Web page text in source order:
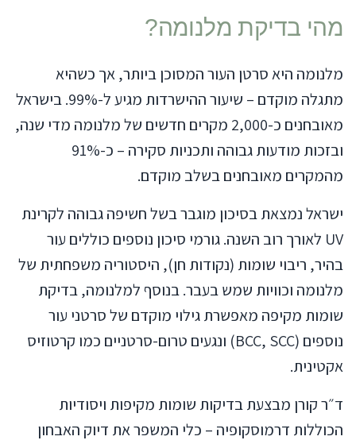
מהי בדיקת מלנומה?
מלנומה היא סרטן העור המסוכן ביותר, אך כשהיא
מתגלה מוקדם – שיעור ההישרדות מגיע ל-99%. בישראל
מאובחנים כ-2,000 מקרים חדשים של מלנומה מדי שנה,
ובזכות מודעות גבוהה ותכניות סקירה – כ-91%
מהמקרים מאובחנים בשלב מוקדם.
ישראל נמצאת בסיכון מוגבר בשל חשיפה גבוהה לקרינת
UV לאורך רוב השנה. גורמי סיכון נוספים כוללים עור
בהיר, ריבוי שומות (נקודות חן), היסטוריה משפחתית של
מלנומה וכוויות שמש בעבר. בנוסף למלנומה, בדיקת
שומות מקיפה מאפשרת גילוי מוקדם של סרטני עור
נוספים (BCC, SCC) ונגעים טרום-סרטניים כמו קרטוזיס
אקטינית.
ד״ר קורן מבצעת בדיקות שומות מקיפות ויסודיות
הכוללות דרמוסקופיה – כלי המשפר את דיוק האבחון